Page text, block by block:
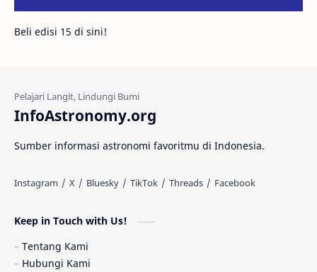
Fakta Galaksi Spiral
Gerhana Matahari
Beli edisi 15 di sini!
InfoAstronomy.org
Sumber informasi astronomi favoritmu di Indonesia.
Keep in Touch with Us!
Tentang Kami
Hubungi Kami